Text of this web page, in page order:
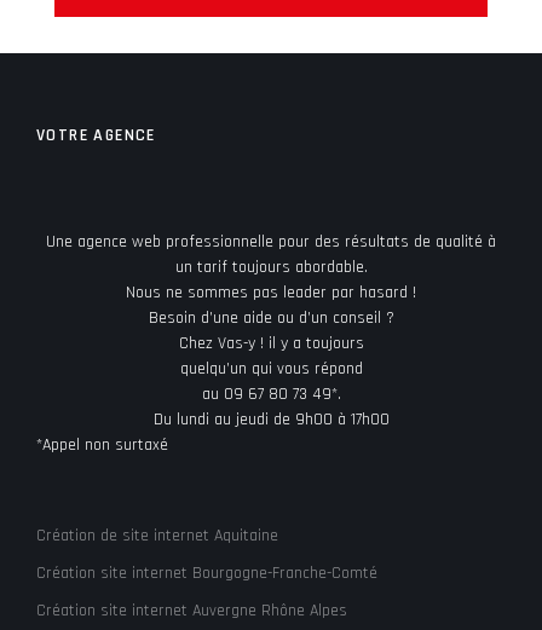
VOTRE AGENCE
Une agence web professionnelle pour des résultats de qualité à
un tarif toujours abordable.
Nous ne sommes pas leader par hasard !
Besoin d’une aide ou d’un conseil ?
Chez Vas-y ! il y a toujours
quelqu’un qui vous répond
au 09 67 80 73 49*.
Du lundi au jeudi de 9h00 à 17h00
*Appel non surtaxé
Création de site internet Aquitaine
Création site internet Bourgogne-Franche-Comté
Création site internet Auvergne Rhône Alpes